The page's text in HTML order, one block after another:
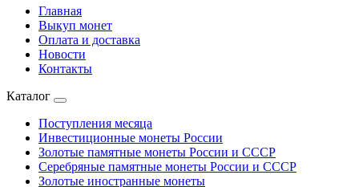
Главная
Выкуп монет
Оплата и доставка
Новости
Контакты
Каталог
Поступления месяца
Инвестиционные монеты России
Золотые памятные монеты России и СССР
Серебряные памятные монеты России и СССР
Золотые иностранные монеты